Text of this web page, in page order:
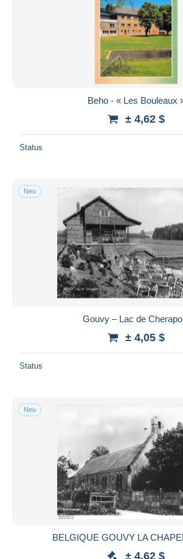
Beho - « Les Bouleaux
± 4,62 $
Status
Neu
Gouvy – Lac de
± 4,05 $
Status
Neu
BELGIQUE GOUVY LA
± 4,62 $